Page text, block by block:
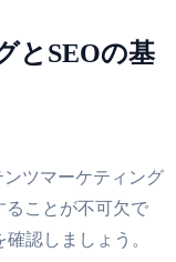
とSEOの基
ツマーケティング
ることが不可欠で
認しましょう。